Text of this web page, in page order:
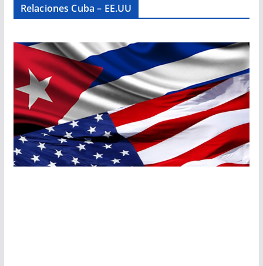
Relaciones Cuba – EE.UU